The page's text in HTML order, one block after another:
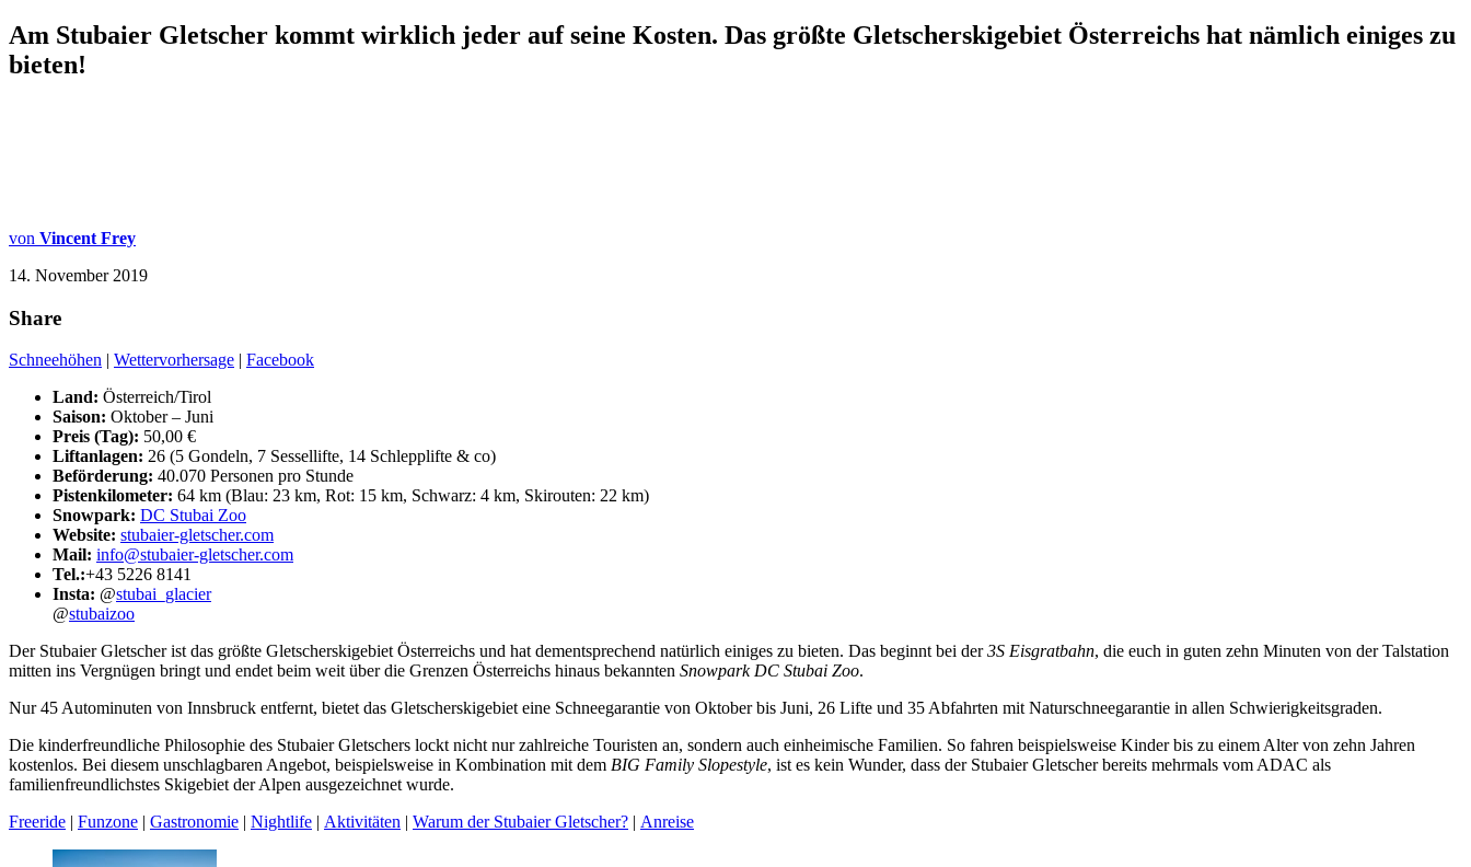
Am Stubaier Gletscher kommt wirklich jeder auf seine Kosten. Das größte Gletscherskigebiet Österreichs hat nämlich einiges zu
bieten!
von Vincent Frey
14. November 2019
Share
Schneehöhen | Wettervorhersage | Facebook
Land: Österreich/Tirol
Saison: Oktober – Juni
Preis (Tag): 50,00 €
Liftanlagen: 26 (5 Gondeln, 7 Sessellifte, 14 Schlepplifte & co)
Beförderung: 40.070 Personen pro Stunde
Pistenkilometer: 64 km (Blau: 23 km, Rot: 15 km, Schwarz: 4 km, Skirouten: 22 km)
Snowpark: DC Stubai Zoo
Website: stubaier-gletscher.com
Mail: info@stubaier-gletscher.com
Tel.:+43 5226 8141
Insta: @stubai_glacier
@stubaizoo
Der Stubaier Gletscher ist das größte Gletscherskigebiet Österreichs und hat dementsprechend natürlich einiges zu bieten. Das beginnt bei der3S Eisgratbahn, die euch in guten zehn Minuten von der Talstation
mitten ins Vergnügen bringt und endet beim weit über die Grenzen Österreichs hinaus bekannten Snowpark DC Stubai Zoo.
Nur 45 Autominuten von Innsbruck entfernt, bietet das Gletscherskigebiet eine Schneegarantie von Oktober bis Juni, 26 Lifte und 35 Abfahrten mit Naturschneegarantie in allen Schwierigkeitsgraden.
Die kinderfreundliche Philosophie des Stubaier Gletschers lockt nicht nur zahlreiche Touristen an, sondern auch einheimische Familien. So fahren beispielsweise Kinder bis zu einem Alter von zehn Jahren
kostenlos. Bei diesem unschlagbaren Angebot, beispielsweise in Kombination mit dem BIG Family Slopestyle, ist es kein Wunder, dass der Stubaier Gletscher bereits mehrmals vom ADAC als
familienfreundlichstes Skigebiet der Alpen ausgezeichnet wurde.
Freeride | Funzone | Gastronomie | Nightlife | Aktivitäten | Warum der Stubaier Gletscher? | Anreise